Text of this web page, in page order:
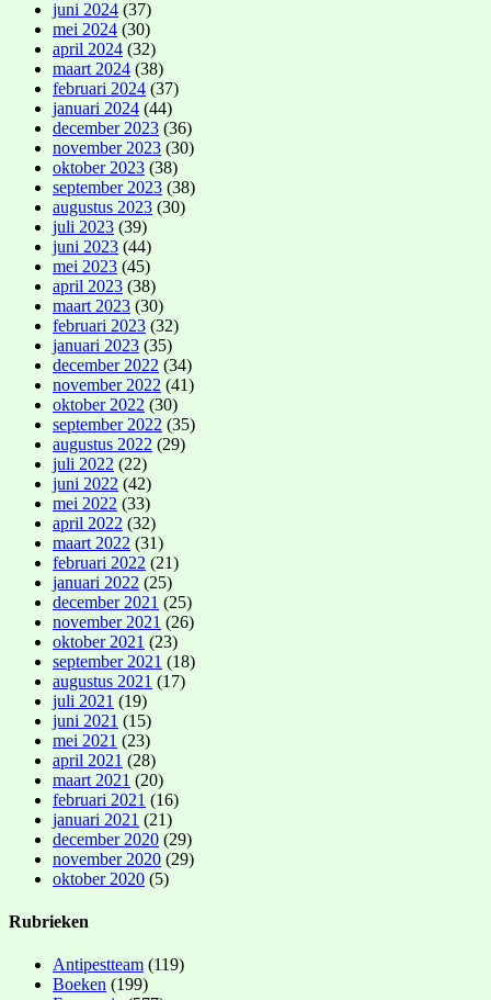
juni 2024 (37)
mei 2024 (30)
april 2024 (32)
maart 2024 (38)
februari 2024 (37)
januari 2024 (44)
december 2023 (36)
november 2023 (30)
oktober 2023 (38)
september 2023 (38)
augustus 2023 (30)
juli 2023 (39)
juni 2023 (44)
mei 2023 (45)
april 2023 (38)
maart 2023 (30)
februari 2023 (32)
januari 2023 (35)
december 2022 (34)
november 2022 (41)
oktober 2022 (30)
september 2022 (35)
augustus 2022 (29)
juli 2022 (22)
juni 2022 (42)
mei 2022 (33)
april 2022 (32)
maart 2022 (31)
februari 2022 (21)
januari 2022 (25)
december 2021 (25)
november 2021 (26)
oktober 2021 (23)
september 2021 (18)
augustus 2021 (17)
juli 2021 (19)
juni 2021 (15)
mei 2021 (23)
april 2021 (28)
maart 2021 (20)
februari 2021 (16)
januari 2021 (21)
december 2020 (29)
november 2020 (29)
oktober 2020 (5)
Rubrieken
Antipestteam (119)
Boeken (199)